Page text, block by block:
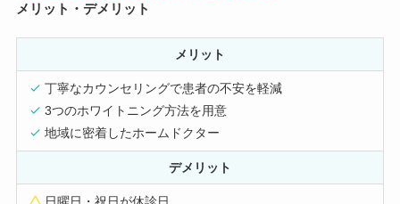
メリット・デメリット
メリット
丁寧なカウンセリングで患者の不安を軽減
3つのホワイトニング方法を用意
地域に密着したホームドクター
デメリット
日曜日・祝日が休診日